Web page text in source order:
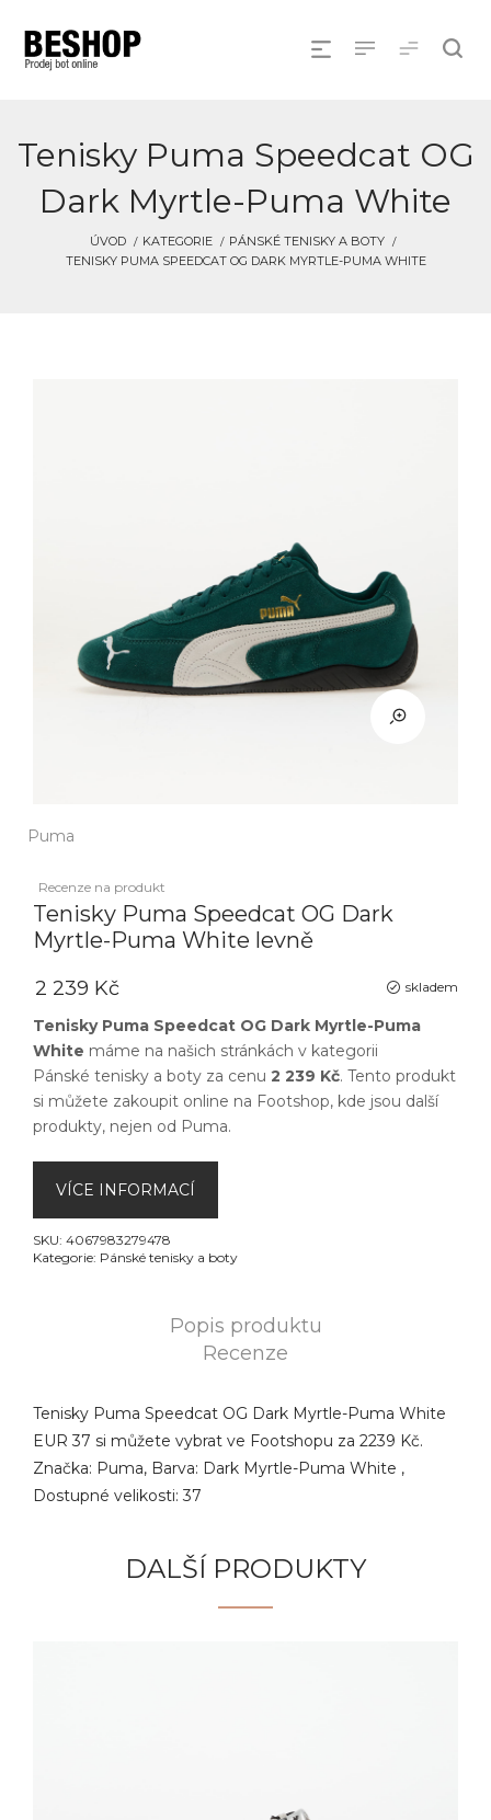
Tenisky Puma Speedcat OG
Dark Myrtle-Puma White
ÚVOD KATEGORIE
PÁNSKÉ TENISKY A BOTY
TENISKY PUMA SPEEDCAT OG DARK MYRTLE-PUMA WHITE
Puma
Recenze na produkt
Tenisky Puma Speedcat OG Dark
Myrtle-Puma White levně
skladem
2 239 Kč
Tenisky Puma Speedcat OG Dark Myrtle-Puma
White máme na našich stránkách v kategorii
Pánské tenisky a boty za cenu 2 239 Kč. Tento produkt
si můžete zakoupit online na Footshop, kde jsou další
produkty, nejen od Puma.
VÍCE INFORMACÍ
SKU: 4067983279478
Kategorie: Pánské tenisky a boty
Popis produktu
Recenze
Tenisky Puma Speedcat OG Dark Myrtle-Puma White
EUR 37 si můžete vybrat ve Footshopu za 2239 Kč.
Značka: Puma, Barva: Dark Myrtle-Puma White ,
Dostupné velikosti: 37
DALŠÍ PRODUKTY